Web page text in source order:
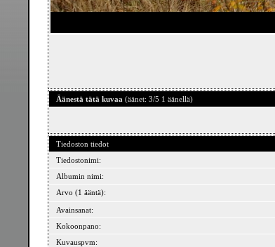
Äänestä tätä kuvaa (äänet: 3/5 1 äänellä)
Tiedoston tiedot
Tiedostonimi:
Albumin nimi:
Arvo (1 ääntä):
Avainsanat:
Kokoonpano:
Kuvauspvm: